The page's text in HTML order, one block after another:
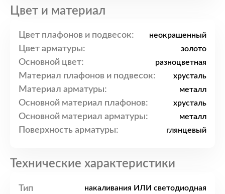
Цвет и материал
Цвет плафонов и подвесок: неокрашенный
Цвет арматуры: золото
Основной цвет: разноцветная
Материал плафонов и подвесок: хрусталь
Материал арматуры: металл
Основной материал плафонов: хрусталь
Основной материал арматуры: металл
Поверхность арматуры: глянцевый
Технические характеристики
Тип накаливания ИЛИ светодиодная